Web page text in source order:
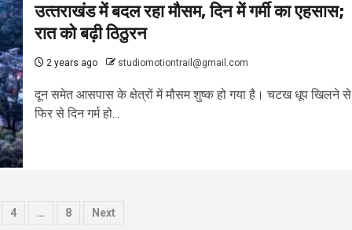
उत्‍तराखंड में बदल रहा मौसम, दिन में गर्मी का एहसास;
रात को बढ़ी ठिठुरन
2 years ago studiomotiontrail@gmail.com
दून समेत आसपास के क्षेत्रों में मौसम शुष्क हो गया है। चटख धूप खिलने से
फिर से दिन गर्म हो...
4 … 8 Next